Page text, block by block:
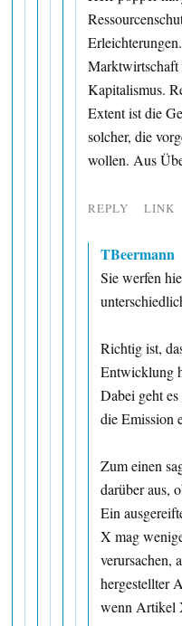
Marktwirtschaft
Kapitalismus.
Extent ist die
solcher, die
wollen. Aus
REPLY LINK
TBeermann
Sie werfen
Richtig ist,
Entwicklung
Dabei geht
die Emission
Zum einen
darüber aus,
Ein
X mag
verursachen,
hergestellter
wenn Artikel